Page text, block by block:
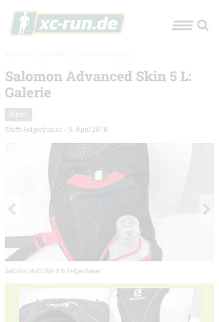
Salomon Advanced Skin 5 L:
Galerie
Bilder
Steffi Felgenhauer - 5. April 2018
Salomon AVD Skin 5 © Felgenhauer